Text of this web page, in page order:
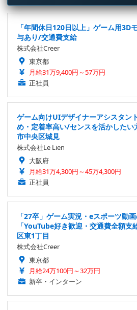
「年間休日120日以上」ゲーム用3D
与あり/交通費支給
株式会社Creer
東京都
月給31万9,400円～57万円
正社員
ゲーム向けUIデザイナーアシスタン
め・定着率高い/センスを活かしたい
市中央区城見
株式会社Le Lien
大阪府
月給31万4,300円～45万4,300円
正社員
「27卒」ゲーム実況・eスポーツ動
「YouTube好き歓迎・交通費全額
区東1丁目
株式会社Creer
東京都
月給24万100円～32万円
新卒・インターン